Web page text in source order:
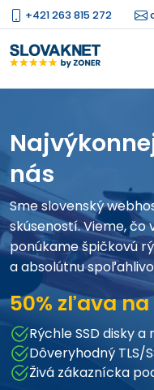
+421 263 815 272
nás
Sme slovenský
skúseností. Vieme,
ponúkame špičkovú
a absolútnu
50% zľava
Rýchle SSD disky
Dôveryhodný TLS/
Živá zákaznícka